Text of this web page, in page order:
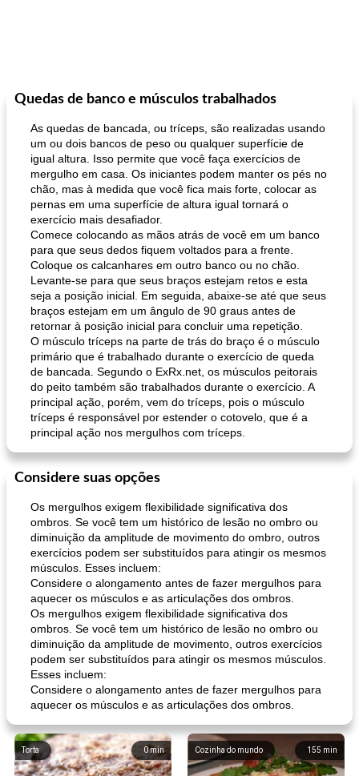
Quedas de banco e músculos trabalhados
As quedas de bancada, ou tríceps, são realizadas usando
um ou dois bancos de peso ou qualquer superfície de
igual altura. Isso permite que você faça exercícios de
mergulho em casa. Os iniciantes podem manter os pés no
chão, mas à medida que você fica mais forte, colocar as
pernas em uma superfície de altura igual tornará o
exercício mais desafiador.
Comece colocando as mãos atrás de você em um banco
para que seus dedos fiquem voltados para a frente.
Coloque os calcanhares em outro banco ou no chão.
Levante-se para que seus braços estejam retos e esta
seja a posição inicial. Em seguida, abaixe-se até que seus
braços estejam em um ângulo de 90 graus antes de
retornar à posição inicial para concluir uma repetição.
O músculo tríceps na parte de trás do braço é o músculo
primário que é trabalhado durante o exercício de queda
de bancada. Segundo o ExRx.net, os músculos peitorais
do peito também são trabalhados durante o exercício. A
principal ação, porém, vem do tríceps, pois o músculo
tríceps é responsável por estender o cotovelo, que é a
principal ação nos mergulhos com tríceps.
Considere suas opções
Os mergulhos exigem flexibilidade significativa dos
ombros. Se você tem um histórico de lesão no ombro ou
diminuição da amplitude de movimento do ombro, outros
exercícios podem ser substituídos para atingir os mesmos
músculos. Esses incluem:
Considere o alongamento antes de fazer mergulhos para
aquecer os músculos e as articulações dos ombros.
Os mergulhos exigem flexibilidade significativa dos
ombros. Se você tem um histórico de lesão no ombro ou
diminuição da amplitude de movimento, outros exercícios
podem ser substituídos para atingir os mesmos músculos.
Esses incluem:
Considere o alongamento antes de fazer mergulhos para
aquecer os músculos e as articulações dos ombros.
0min
Torta 155 min
Cozinha do mundo